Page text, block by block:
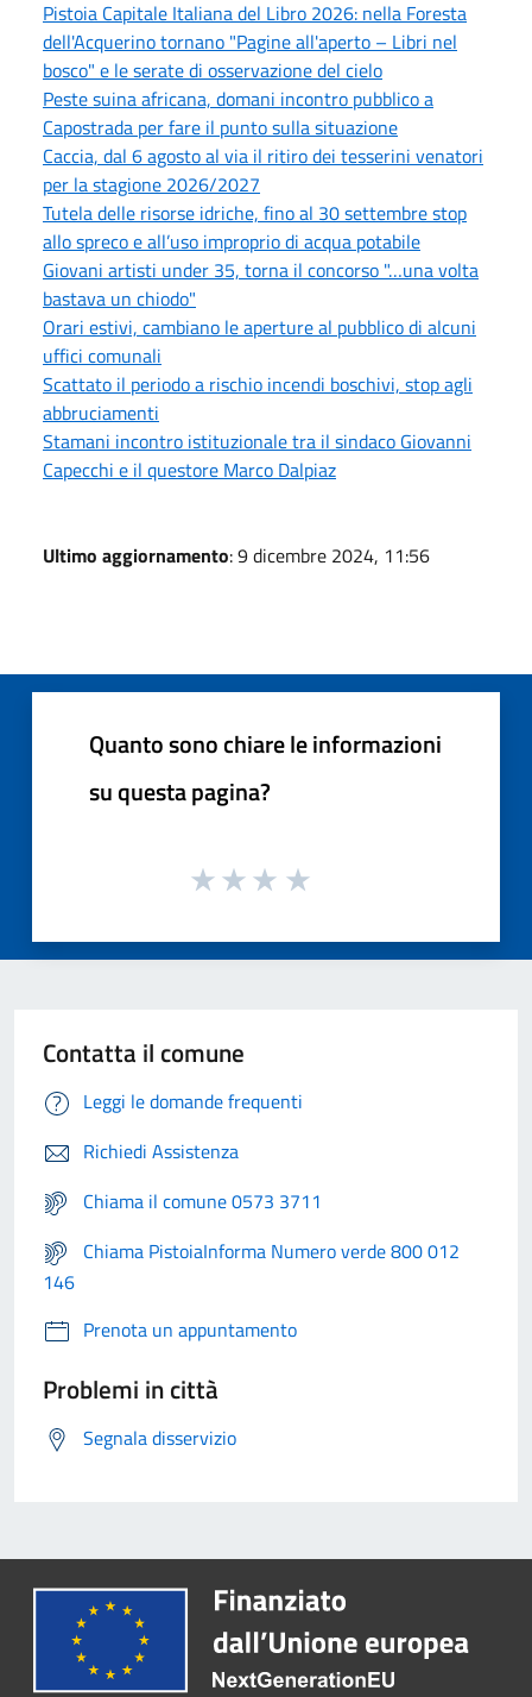
Pistoia Capitale Italiana del Libro 2026: nella Foresta
dell'Acquerino tornano "Pagine all'aperto – Libri nel
bosco" e le serate di osservazione del cielo
Peste suina africana, domani incontro pubblico a
Capostrada per fare il punto sulla situazione
Caccia, dal 6 agosto al via il ritiro dei tesserini venatori
per la stagione 2026/2027
Tutela delle risorse idriche, fino al 30 settembre stop
allo spreco e all’uso improprio di acqua potabile
Giovani artisti under 35, torna il concorso "…una volta
bastava un chiodo"
Orari estivi, cambiano le aperture al pubblico di alcuni
uffici comunali
Scattato il periodo a rischio incendi boschivi, stop agli
abbruciamenti
Stamani incontro istituzionale tra il sindaco Giovanni
Capecchi e il questore Marco Dalpiaz
Ultimo aggiornamento: 9 dicembre 2024, 11:56
Quanto sono chiare le informazioni
su questa pagina?
Contatta il comune
Leggi le domande frequenti
Richiedi Assistenza
Chiama il comune 0573 3711
Chiama PistoiaInforma Numero verde 800 012
146
Prenota un appuntamento
Problemi in città
Segnala disservizio